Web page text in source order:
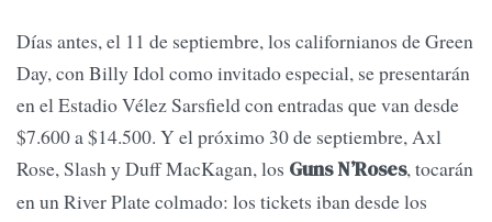
Días antes, el 11 de septiembre, los californianos de Green
Day, con Billy Idol como invitado especial, se presentarán
en el Estadio Vélez Sarsfield con entradas que van desde
$7.600 a $14.500. Y el próximo 30 de septiembre, Axl
Rose, Slash y Duff MacKagan, los Guns N’Roses, tocarán
en un River Plate colmado: los tickets iban desde los